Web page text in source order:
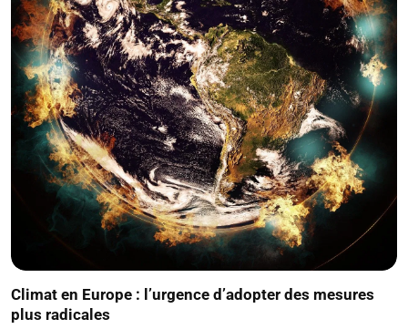
Climat en Europe : l’urgence d’adopter des mesures
plus radicales